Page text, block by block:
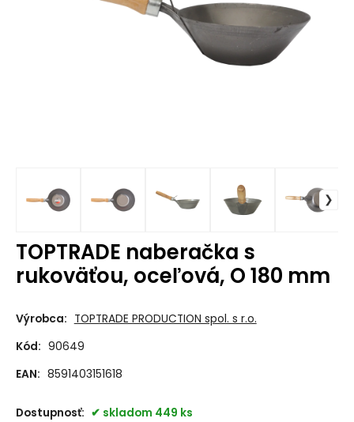
TOPTRADE naberačka s
rukoväťou, oceľová, O 180 mm
Výrobca: TOPTRADE PRODUCTION spol. s r.o.
Kód: 90649
EAN: 8591403151618
Dostupnosť: skladom 449 ks